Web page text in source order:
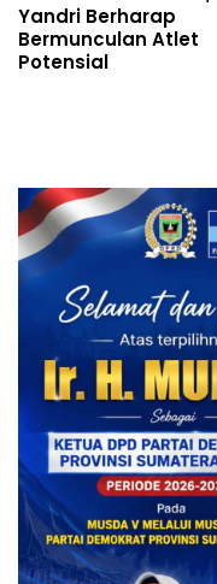
Yandri Berharap
Bermunculan Atlet
Potensial